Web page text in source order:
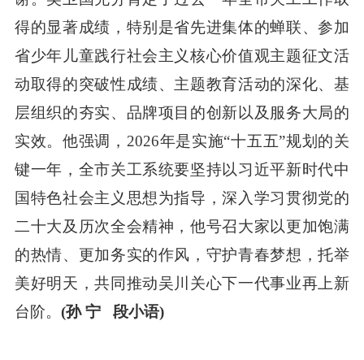
得的显著成绩，特别是省先进集体的蝉联、参加
省少年儿童践行社会主义核心价值观主题征文活
动取得的突破性成绩、主题教育活动的深化、基
层组织的夯实、品牌项目的创新以及服务大局的
实效。他强调，2026年是实施“十五五”规划的关
键一年，全市关工系统要坚持以习近平新时代中
国特色社会主义思想为指导，深入学习贯彻党的
二十大及历次全会精神，他号召大家以更加饱满
的热情、更加务实的作风，守护青春梦想，托举
美好明天，共同推动吴川关心下一代事业再上新
台阶。 (孙 宁段小语)